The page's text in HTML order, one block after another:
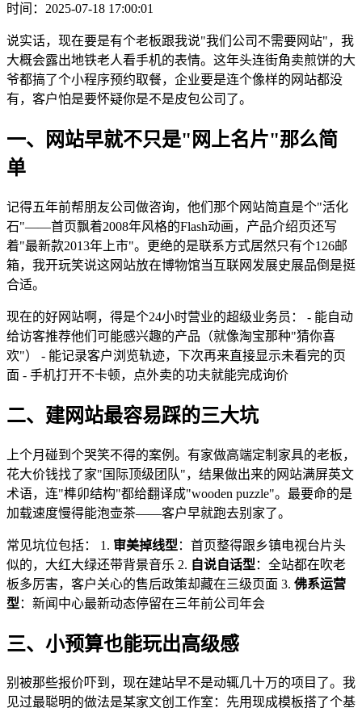
时间：2025-07-18 17:00:01
说实话，现在要是有个老板跟我说"我们公司不需要网站"，我
大概会露出地铁老人看手机的表情。这年头连街角卖煎饼的大
爷都搞了个小程序预约取餐，企业要是连个像样的网站都没
有，客户怕是要怀疑你是不是皮包公司了。
一、网站早就不只是"网上名片"那么简
单
记得五年前帮朋友公司做咨询，他们那个网站简直是个"活化
石"——首页飘着2008年风格的Flash动画，产品介绍页还写
着"最新款2013年上市"。更绝的是联系方式居然只有个126邮
箱，我开玩笑说这网站放在博物馆当互联网发展史展品倒是挺
合适。
现在的好网站啊，得是个24小时营业的超级业务员： - 能自动
给访客推荐他们可能感兴趣的产品（就像淘宝那种"猜你喜
欢"） - 能记录客户浏览轨迹，下次再来直接显示未看完的页
面 - 手机打开不卡顿，点外卖的功夫就能完成询价
二、建网站最容易踩的三大坑
上个月碰到个哭笑不得的案例。有家做高端定制家具的老板，
花大价钱找了家"国际顶级团队"，结果做出来的网站满屏英文
术语，连"榫卯结构"都给翻译成"wooden puzzle"。最要命的是
加载速度慢得能泡壶茶——客户早就跑去别家了。
常见坑位包括： 1. 审美掉线型 ：首页整得跟乡镇电视台片头
似的，大红大绿还带背景音乐 2. 自说自话型 ：全站都在吹老
板多厉害，客户关心的售后政策却藏在三级页面 3. 佛系运营
型 ：新闻中心最新动态停留在三年前公司年会
三、小预算也能玩出高级感
别被那些报价吓到，现在建站早不是动辄几十万的项目了。我
见过最聪明的做法是某家文创工作室：先用现成模板搭了个基